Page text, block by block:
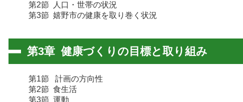
第2節 人口・世帯の状況
第3節 嬉野市の健康を取り巻く状況
第3章 健康づくりの目標と取り組み
第1節 計画の方向性
第2節 食生活
第3節 運動